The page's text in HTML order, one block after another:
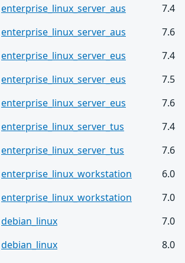
enterprise_linux_server_aus
7.4
enterprise_linux_server_aus
7.6
enterprise_linux_server_eus
7.4
enterprise_linux_server_eus
7.5
enterprise_linux_server_eus
7.6
enterprise_linux_server_tus
7.4
enterprise_linux_server_tus
7.6
enterprise_linux_workstation
6.0
enterprise_linux_workstation
7.0
debian_linux
7.0
debian_linux
8.0